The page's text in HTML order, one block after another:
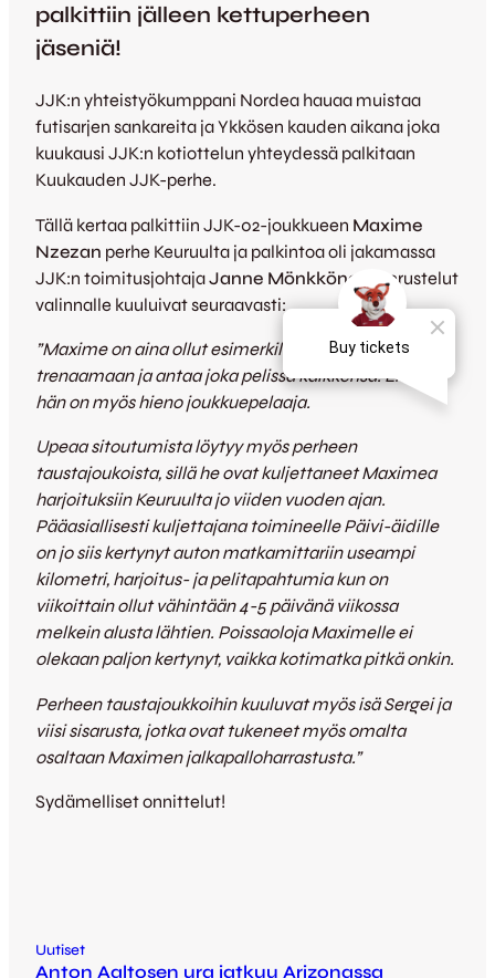
palkittiin jälleen kettuperheen
jäseniä!
JJK:n yhteistyökumppani Nordea hauaa muistaa
futisarjen sankareita ja Ykkösen kauden aikana joka
kuukausi JJK:n kotiottelun yhteydessä palkitaan
Kuukauden JJK-perhe.
Tällä kertaa palkittiin JJK-02-joukkueen Maxime
Nzezan perhe Keuruulta ja palkintoa oli jakamassa
JJK:n toimitusjohtajaJanne Mönkkönen
. Perustelut
valinnalle kuuluivat seuraavasti:
”Maxime on aina ollut esimerkillinen ja yritteliäs
trenaamaan ja antaa joka pelissä kaikkensa.Lisäksi
hän on myös hieno joukkuepelaaja.
Upeaa sitoutumista löytyy myös perheen
taustajoukoista, sillä he ovat kuljettaneet Maximea
harjoituksiin Keuruulta jo viiden vuoden ajan.
Pääasiallisesti kuljettajana toimineelle Päivi-äidille
on jo siis kertynyt auton matkamittariin useampi
kilometri, harjoitus- ja pelitapahtumia kun on
viikoittain ollut vähintään 4-5 päivänä viikossa
melkein alusta lähtien. Poissaoloja Maximelle ei
olekaan paljon kertynyt, vaikka kotimatka pitkä onkin.
Perheen taustajoukkoihin kuuluvat myös isä Sergei ja
viisi sisarusta, jotka ovat tukeneet myös omalta
osaltaan Maximen jalkapalloharrastusta.”
Sydämelliset onnittelut!
Uutiset
Anton Aaltosen ura jatkuu Arizonassa